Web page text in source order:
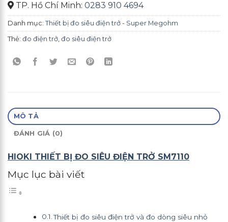
TP. Hồ Chí Minh: 0283 910 4694
Danh mục: Thiết bị đo siêu điện trở - Super Megohm
Thẻ: đo điện trở, đo siêu điện trở
MÔ TẢ
ĐÁNH GIÁ (0)
HIOKI THIẾT BỊ ĐO SIÊU ĐIỆN TRỞ SM7110
Mục lục bài viết
Thiết bị đo siêu điện trở và đo dòng siêu nhỏ